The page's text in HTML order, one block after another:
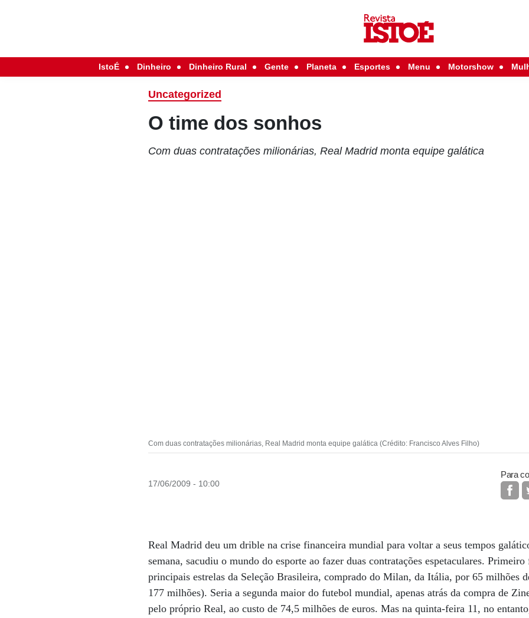
IstoÉ Dinheiro Dinheiro Rural Gente Planeta Esportes Menu Motorshow
Uncategorized
O time dos sonhos
Com duas contratações milionárias, Real Madrid monta equipe galática
Com duas contratações milionárias, Real Madrid monta equipe galática (Crédito: Francisco Alves Filho)
17/06/2009 - 10:00
Para
Real Madrid deu um drible na crise financeira mundial para voltar a seus tempos
semana, sacudiu o mundo do esporte ao fazer duas contratações espetaculares.
principais estrelas da Seleção Brasileira, comprado do Milan, da Itália, por 65 milhões
177 milhões). Seria a segunda maior do futebol mundial, apenas atrás da compra de
pelo próprio Real, ao custo de 74,5 milhões de euros. Mas na quinta-feira 11, no